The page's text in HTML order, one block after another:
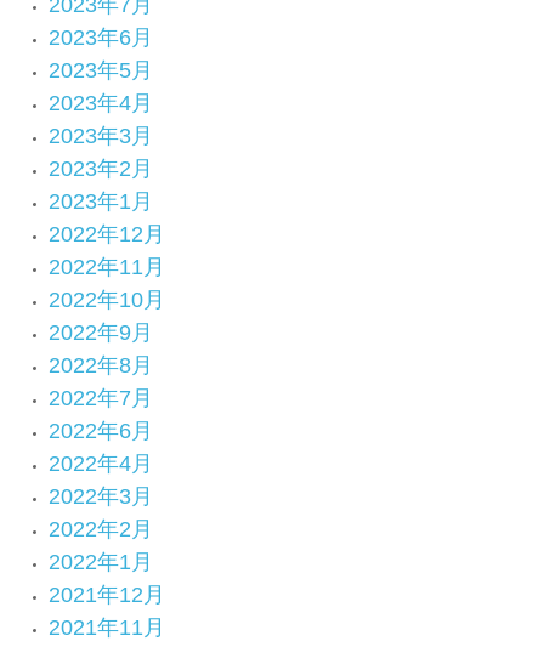
2023年7月
2023年6月
2023年5月
2023年4月
2023年3月
2023年2月
2023年1月
2022年12月
2022年11月
2022年10月
2022年9月
2022年8月
2022年7月
2022年6月
2022年4月
2022年3月
2022年2月
2022年1月
2021年12月
2021年11月